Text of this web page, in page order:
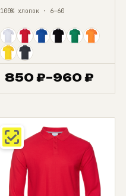
100% хлопок · 6—60
850 ₽–960 ₽
Диапазон
цен:
960 ₽